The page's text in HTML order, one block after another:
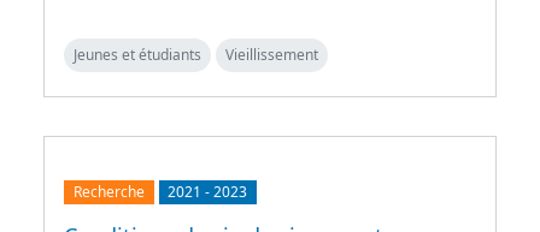
Jeunes et étudiants Vieillissement
Recherche 2021 -2023